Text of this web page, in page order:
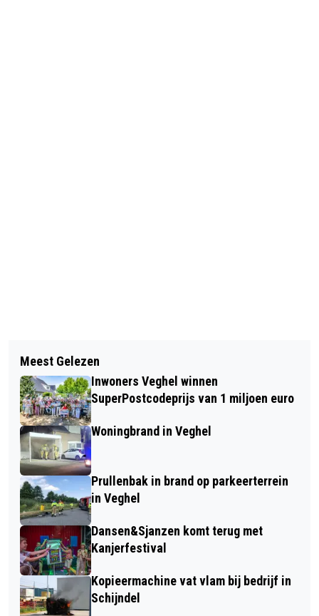
BOUW ZIJTAART ZUID OFFICIEEL
GESTART: BUURTJE ERBIJ!
JESPER HØJER NIEUWE CEO JUMBO
SUPERMARKTEN
Meest Gelezen
Inwoners Veghel winnen
SuperPostcodeprijs van 1 miljoen euro
Woningbrand in Veghel
Prullenbak in brand op parkeerterrein
in Veghel
Dansen&Sjanzen komt terug met
Kanjerfestival
Kopieermachine vat vlam bij bedrijf in
Schijndel